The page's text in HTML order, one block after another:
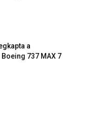
a
737 MAX 7